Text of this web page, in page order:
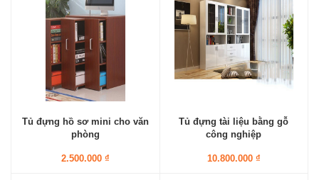
Tủ đựng hồ sơ mini cho văn
phòng
2.500.000 ₫
Tủ đựng tài liệu bằng gỗ
công nghiệp
10.800.000 ₫